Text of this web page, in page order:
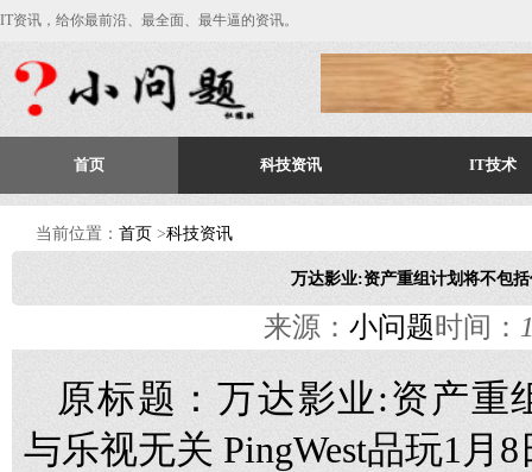
IT资讯，给你最前沿、最全面、最牛逼的资讯。
首页 科技资讯 IT技术
当前位置： 首页 >科技资讯
万达影业:资产重组计划将不包
来源： 小问题时间：
原标题：万达影业:资产重
与乐视无关 PingWest品玩1月